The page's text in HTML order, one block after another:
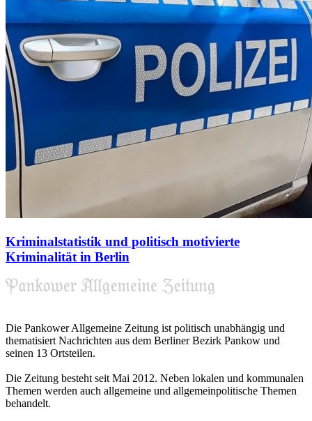
Kriminalstatistik und politisch motivierte
Kriminalität in Berlin
Die Pankower Allgemeine Zeitung ist politisch unabhängig und
thematisiert Nachrichten aus dem Berliner Bezirk Pankow und
seinen 13 Ortsteilen.
Die Zeitung besteht seit Mai 2012. Neben lokalen und kommunalen
Themen werden auch allgemeine und allgemeinpolitische Themen
behandelt.